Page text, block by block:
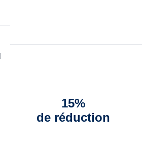
15%
de réduction